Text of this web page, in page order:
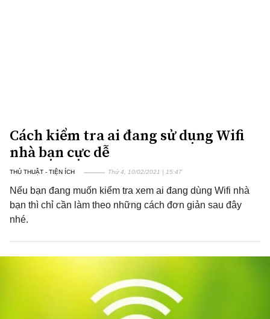
Cách kiểm tra ai đang sử dụng Wifi
nhà bạn cực dễ
THỦ THUẬT - TIỆN ÍCH Thứ 4, 10/02/2021 | 15:47
Nếu bạn đang muốn kiểm tra xem ai đang dùng Wifi nhà
bạn thì chỉ cần làm theo những cách đơn giản sau đây
nhé.